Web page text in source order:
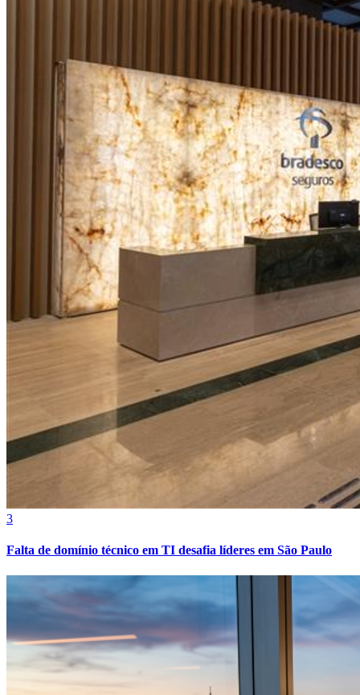
Grêmio
3
Falta de domínio técnico em TI desafia líderes em São Paulo